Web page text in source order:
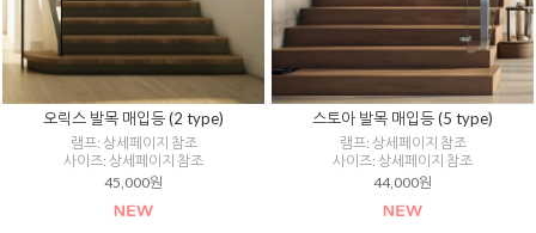
오릭스 발목 매입등 (2 type)
램프: 상세페이지 참조
사이즈: 상세페이지 참조
45,000원
스토아 발목 매입등 (5 type)
램프: 상세페이지 참조
사이즈: 상세페이지 참조
44,000원